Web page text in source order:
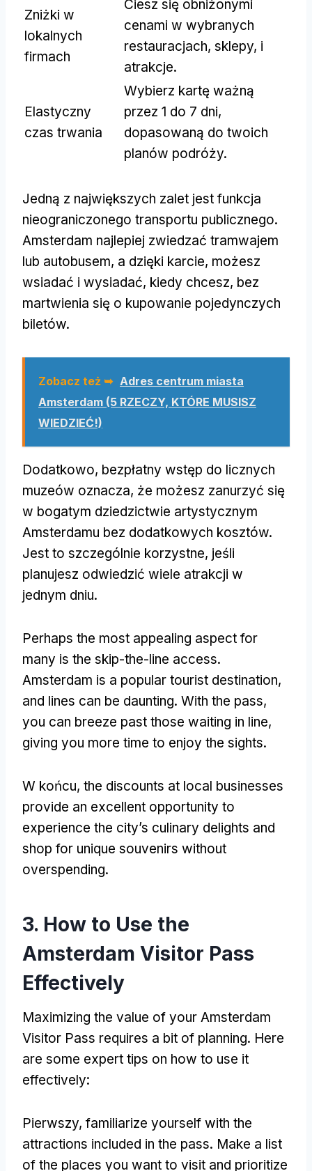
Zniżki w
lokalnych
firmach
Ciesz się obniżonymi
cenami w wybranych
restauracjach, sklepy, i
atrakcje.
Elastyczny
czas trwania
Wybierz kartę ważną
przez 1 do 7 dni,
dopasowaną do twoich
planów podróży.
Jedną z największych zalet jest funkcja
nieograniczonego transportu publicznego.
Amsterdam najlepiej zwiedzać tramwajem
lub autobusem, a dzięki karcie, możesz
wsiadać i wysiadać, kiedy chcesz, bez
martwienia się o kupowanie pojedynczych
biletów.
Zobacz też ➥ Adres centrum miasta
Amsterdam (5 RZECZY, KTÓRE MUSISZ
WIEDZIEĆ!)
Dodatkowo, bezpłatny wstęp do licznych
muzeów oznacza, że możesz zanurzyć się
w bogatym dziedzictwie artystycznym
Amsterdamu bez dodatkowych kosztów.
Jest to szczególnie korzystne, jeśli
planujesz odwiedzić wiele atrakcji w
jednym dniu.
Perhaps the most appealing aspect for
many is the skip-the-line access.
Amsterdam is a popular tourist destination,
and lines can be daunting. With the pass,
you can breeze past those waiting in line,
giving you more time to enjoy the sights.
W końcu, the discounts at local businesses
provide an excellent opportunity to
experience the city’s culinary delights and
shop for unique souvenirs without
overspending.
3. How to Use the
Amsterdam Visitor Pass
Effectively
Maximizing the value of your Amsterdam
Visitor Pass requires a bit of planning. Here
are some expert tips on how to use it
effectively:
Pierwszy, familiarize yourself with the
attractions included in the pass. Make a list
of the places you want to visit and prioritize